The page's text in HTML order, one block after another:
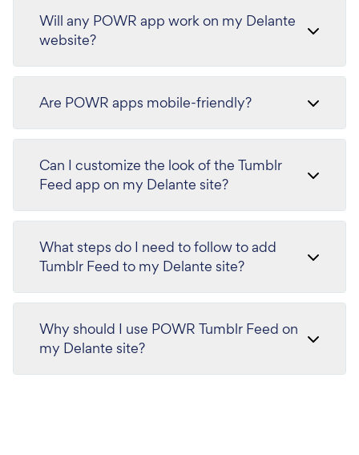
Will any POWR app work on my Delante
website?
Are POWR apps mobile-friendly?
Can I customize the look of the Tumblr
Feed app on my Delante site?
What steps do I need to follow to add
Tumblr Feed to my Delante site?
Why should I use POWR Tumblr Feed on
my Delante site?